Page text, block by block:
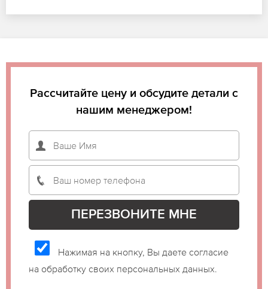
Рассчитайте цену и обсудите детали с
нашим менеджером!
Нажимая на кнопку, Вы даете согласие
на обработку своих персональных данных.